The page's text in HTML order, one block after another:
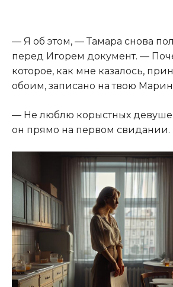
— Я об этом, — Тамара снова
перед Игорем документ. —
которое, как мне казалось,
обоим, записано на твою
— Не люблю корыстных
он прямо на первом свидании.